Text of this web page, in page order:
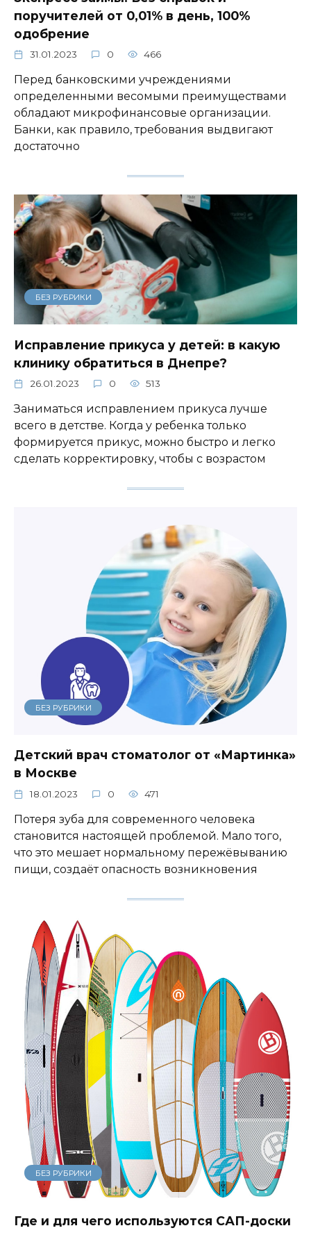
поручителей от 0,01% в день, 100%
одобрение
31.01.2023 0 466
Перед банковскими учреждениями
определенными весомыми преимуществами
обладают микрофинансовые организации.
Банки, как правило, требования выдвигают
достаточно
БЕЗ РУБРИКИ
Исправление прикуса у детей: в какую
клинику обратиться в Днепре?
26.01.2023 0 513
Заниматься исправлением прикуса лучше
всего в детстве. Когда у ребенка только
формируется прикус, можно быстро и легко
сделать корректировку, чтобы с возрастом
БЕЗ РУБРИКИ
Детский врач стоматолог от «Мартинка»
в Москве
18.01.2023 0 471
Потеря зуба для современного человека
становится настоящей проблемой. Мало того,
что это мешает нормальному пережёвыванию
пищи, создаёт опасность возникновения
БЕЗ РУБРИКИ
Где и для чего используются САП-доски